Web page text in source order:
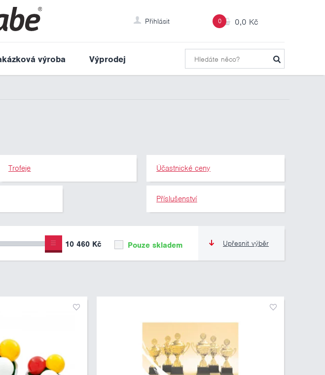
0 0,0 Kč
Přihlásit
výroba Výprodej
Trofeje Účastnické ceny
Příslušenství
Upřesnit výběr
Pouze skladem
10 460 Kč